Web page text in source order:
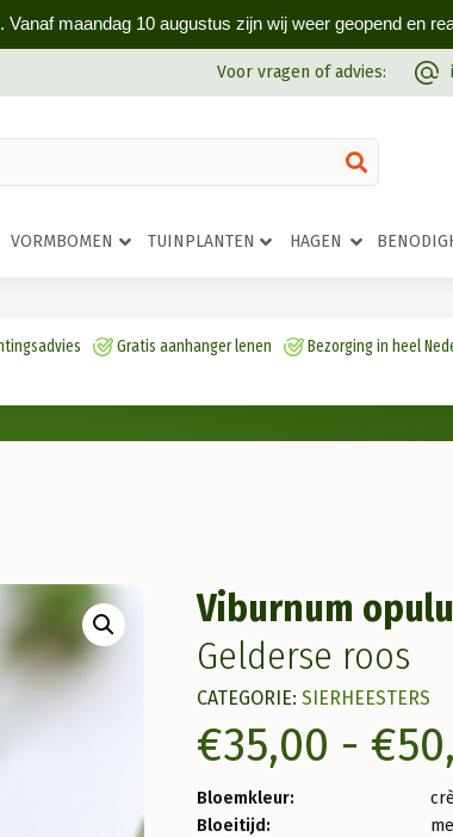
maandag 10 augustus zijn wij weer geopend en
Voor vragen of advies:
VORMBOMEN TUINPLANTEN HAGEN
Gratis aanhanger lenen
Bezorging in heel
Viburnum
Gelderse roos
CATEGORIE:SIERHEESTERS
€35,00 - €
Bloemkleur:
Bloeitijd: